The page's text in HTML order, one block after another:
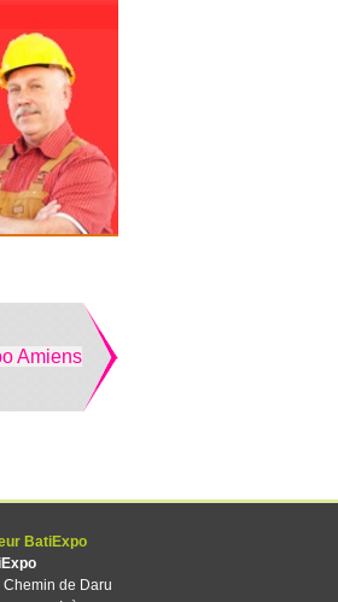
Amiens
BatiExpo
Chemin de Daru